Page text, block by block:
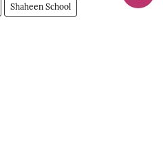
Shaheen School